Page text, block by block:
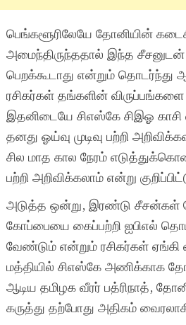
பெங்களூரிலேயே தோனியின்
அமைந்திருந்ததால் இந்த
பெறக்கூடாது என்றும்
ரசிகர்கள் தங்களின்
இதனிடையே சிஎஸ்கே சிஇஓ
தனது ஓய்வு முடிவு பற்றி
சில மாத கால நேரம்
பற்றி அறிவிக்கலாம் என்று
அடுத்த ஒன்று, இரண்டு சீசன்கள்
கோப்பையை கைப்பற்றி ஐபிஎல்
வேண்டும் என்றும் ரசிகர்கள் ஏங்கி
மத்தியில் சிஎஸ்கே அணிக்காக
ஆடிய தமிழக வீரர் பத்ரிநாத்,
கருத்து தற்போது அதிகம்